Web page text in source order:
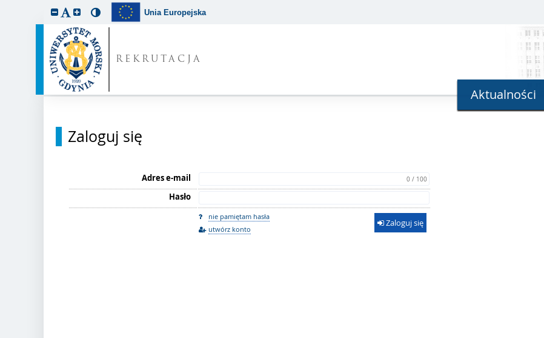
Unia Europejska
REKRUTACJA
Aktualności
Zaloguj się
Adres e-mail 0 / 100
Hasło
nie pamiętam hasła
utwórz konto
Zaloguj się